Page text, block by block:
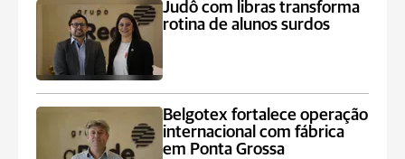
Judô com libras transforma
rotina de alunos surdos
Belgotex fortalece operação
internacional com fábrica
em Ponta Grossa